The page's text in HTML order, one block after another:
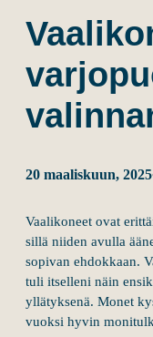
20 maaliskuun, 2025
Vaalikoneet ovat
sillä niiden avulla
sopivan ehdokkaan.
tuli itselleni näin
yllätyksenä. Monet
vuoksi hyvin